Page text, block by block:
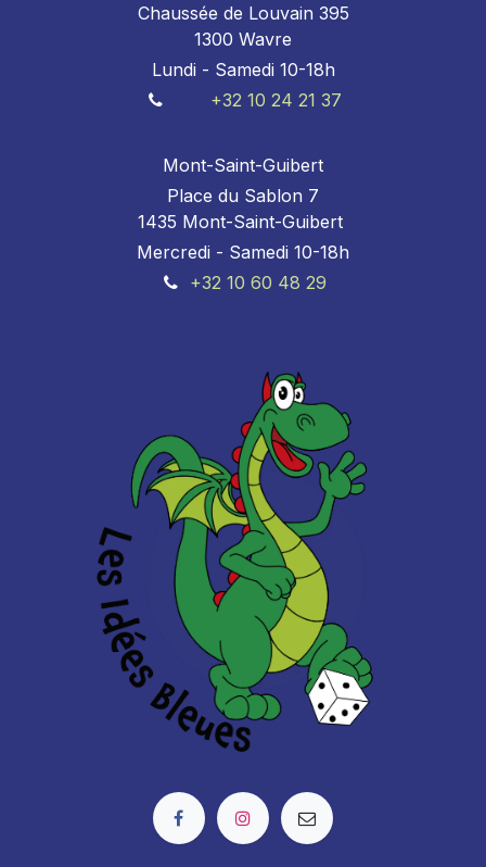
Chaussée de Louvain 395
1300 Wavre
Lundi - Samedi 10-18h
+32 10 24 21 37
Mont-Saint-Guibert
Place du Sablon 7
1435 Mont-Saint-Guibert
Mercredi - Samedi 10-18h
+32 10 60 48 29